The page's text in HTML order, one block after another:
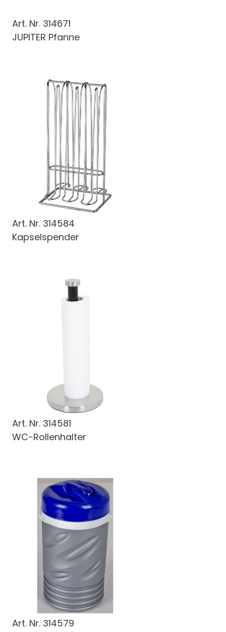
Art. Nr. 314671
JUPITER Pfanne
Art. Nr. 314584
Kapselspender
Art. Nr. 314581
WC-Rollenhalter
Art. Nr. 314579